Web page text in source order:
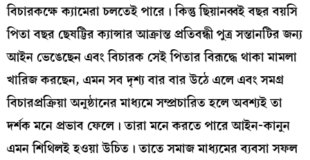
বিচারকক্ষে ক্যামেরা চলতেই পারে। কিন্তু ছিয়ানব্বই বছর বয়সি
পিতা বছর ছেষট্টির ক্যান্সার আক্রান্ত প্রতিবন্ধী পুত্র সন্তানটির জন্য
আইন ভেঙেছেন এবং বিচারক সেই পিতার বিরূদ্ধে থাকা মামলা
খারিজ করছেন, এমন সব দৃশ্য বার বার উঠে এলে এবং সমগ্র
বিচারপ্রক্রিয়া অনুষ্ঠানের মাধ্যমে সম্প্রচারিত হলে অবশ্যই তা
দর্শক মনে প্রভাব ফেলে। তারা মনে করতে পারে আইন-কানুন
এমন শিথিলই হওয়া উচিত। তাতে সমাজ মাধ্যমের ব্যবসা সফল